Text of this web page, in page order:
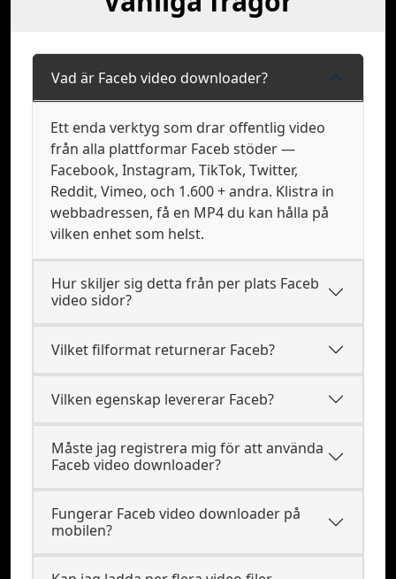
Vad är Faceb video downloader?
Ett enda verktyg som drar offentlig video
från alla plattformar Faceb stöder —
Facebook, Instagram, TikTok, Twitter,
Reddit, Vimeo, och 1.600 + andra. Klistra in
webbadressen, få en MP4 du kan hålla på
vilken enhet som helst.
Hur skiljer sig detta från per plats Faceb
video sidor?
Vilket filformat returnerar Faceb?
Vilken egenskap levererar Faceb?
Måste jag registrera mig för att använda
Faceb video downloader?
Fungerar Faceb video downloader på
mobilen?